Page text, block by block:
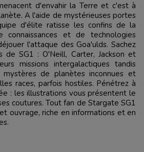
A l'aide de mystérieuses portes
d'élite ratisse les confins de la
et de technologies
l'attaque des Goa'ulds. Sachez
SG1 : O'Neill, Carter, Jackson et
missions intergalactiques tandis
de planètes inconnues et
races, parfois hostiles. Pénétrez à
: les illustrations vous présentent le
coutures. Tout fan de Stargate SG1
ouvrage, riche en informations et en